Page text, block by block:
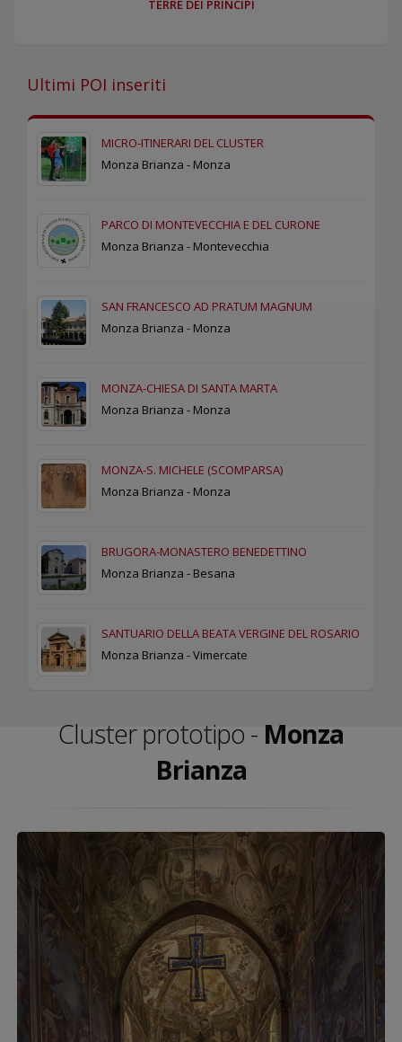
TERRE DEI PRINCIPI
Ultimi POI inseriti
MICRO-ITINERARI DEL CLUSTER
Monza Brianza - Monza
PARCO DI MONTEVECCHIA E DEL CURONE
Monza Brianza - Montevecchia
SAN FRANCESCO AD PRATUM MAGNUM
Monza Brianza - Monza
MONZA-CHIESA DI SANTA MARTA
Monza Brianza - Monza
MONZA-S. MICHELE (SCOMPARSA)
Monza Brianza - Monza
BRUGORA-MONASTERO BENEDETTINO
Monza Brianza - Besana
SANTUARIO DELLA BEATA VERGINE DEL ROSARIO
Monza Brianza - Vimercate
Cluster prototipo - Monza
Brianza